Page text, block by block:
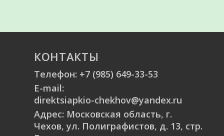
КОНТАКТЫ
Телефон: +7 (985) 649-33-53
E-mail:
direktsiapkio-chekhov@yandex.ru
Адрес: Московская область, г.
Чехов, ул. Полиграфистов, д. 13, стр.